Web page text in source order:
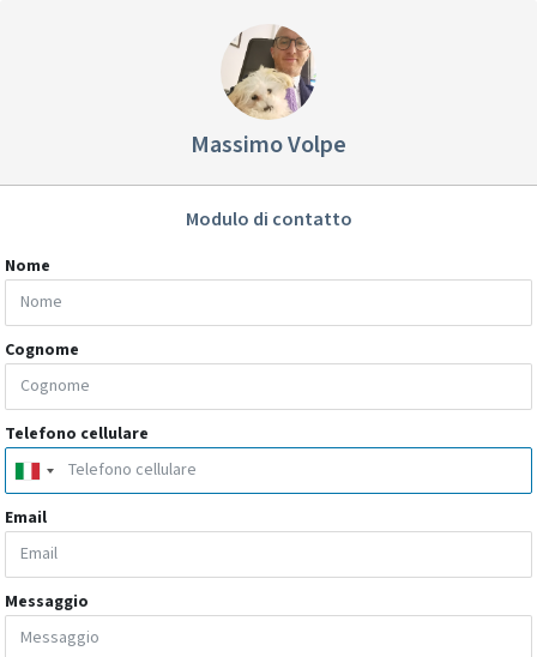
Massimo Volpe
Modulo di contatto
Nome
Cognome
Telefono cellulare
Email
Messaggio